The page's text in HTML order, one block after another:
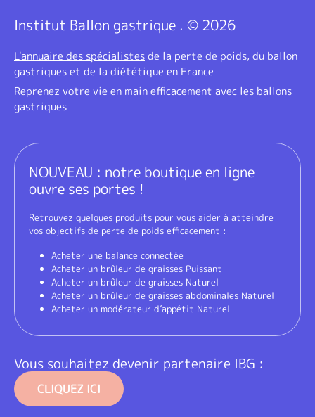
Institut Ballon gastrique . © 2026
L'annuaire des spécialistesde la perte de poids, du ballon
gastriques et de la diététique en France
Reprenez votre vie en main efficacement avec les ballons
gastriques
NOUVEAU : notre boutique en ligne
ouvre ses portes !
Retrouvez quelques produits pour vous aider à atteindre
vos objectifs de perte de poids efficacement :
Acheter une balance connectée
Acheter un brûleur de graisses Puissant
Acheter un brûleur de graisses Naturel
Acheter un brûleur de graisses abdominales Naturel
Acheter un modérateur d’appétit Naturel
Vous souhaitez devenir partenaire IBG :
CLIQUEZ ICI